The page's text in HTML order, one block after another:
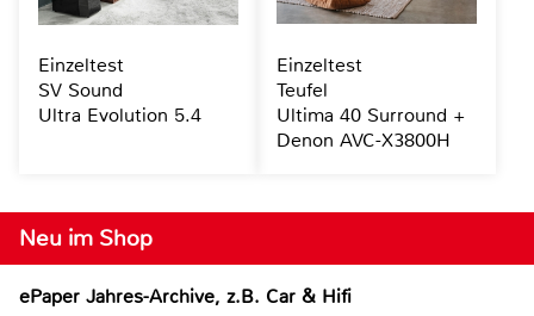
Neu im Shop
ePaper Jahres-Archive, z.B. Car & Hifi
Einzeltest
SV Sound
Ultra Evolution 5.4
Einzeltest
Teufel
Ultima 40 Surround +
Denon AVC-X3800H